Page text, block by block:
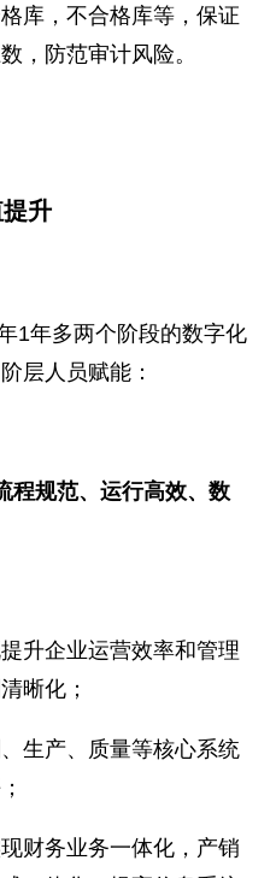
库，不合格库等，保证
，防范审计风险。
升
1年多两个阶段的数字化
层人员赋能：
程规范、运行高效、数
升企业运营效率和管理
晰化；
生产、质量等核心系统
财务业务一体化，产销